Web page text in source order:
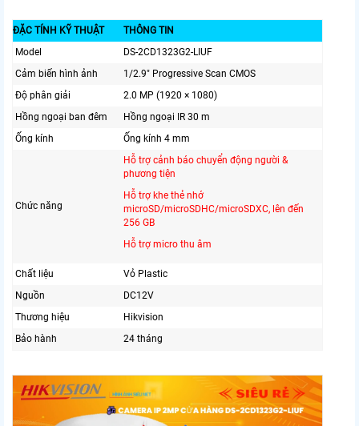
ĐẶC TÍNH KỸ THUẬT
THÔNG TIN
Model
DS-2CD1323G2-LIUF
Cảm biến hình ảnh
1/2.9" Progressive Scan CMOS
Độ phân giải
2.0 MP (1920 × 1080)
Hồng ngoại ban đêm
Hồng ngoại IR 30 m
Ống kính
Ống kính 4 mm
Chức năng
Hỗ trợ cảnh báo chuyển động người &
phương tiện
Hỗ trợ khe thẻ nhớ
microSD/microSDHC/microSDXC, lên đến
256 GB
Hỗ trợ micro thu âm
Chất liệu
Vỏ Plastic
Nguồn
DC12V
Thương hiệu
Hikvision
Bảo hành
24 tháng